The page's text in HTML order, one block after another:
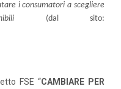
i consumatori a scegliere
(dal sito:
FSE “CAMBIARE PER